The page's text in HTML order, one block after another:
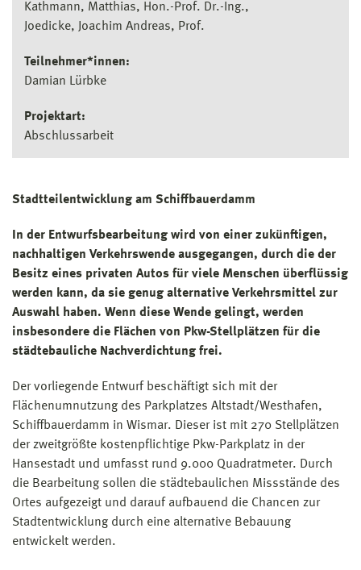
Kathmann, Matthias, Hon.-Prof. Dr.-Ing.
Joedicke, Joachim Andreas, Prof.
Teilnehmer*innen:
Damian Lürbke
Projektart:
Abschlussarbeit
Stadtteilentwicklung am Schiffbauerdamm
In der Entwurfsbearbeitung wird von einer zukünftigen,
nachhaltigen Verkehrswende ausgegangen, durch die der
Besitz eines privaten Autos für viele Menschen überflüssig
werden kann, da sie genug alternative Verkehrsmittel zur
Auswahl haben. Wenn diese Wende gelingt, werden
insbesondere die Flächen von Pkw-Stellplätzen für die
städtebauliche Nachverdichtung frei.
Der vorliegende Entwurf beschäftigt sich mit der
Flächenumnutzung des Parkplatzes Altstadt/Westhafen,
Schiffbauerdamm in Wismar. Dieser ist mit 270 Stellplätzen
der zweitgrößte kostenpflichtige Pkw-Parkplatz in der
Hansestadt und umfasst rund 9.000 Quadratmeter. Durch
die Bearbeitung sollen die städtebaulichen Missstände des
Ortes aufgezeigt und darauf aufbauend die Chancen zur
Stadtentwicklung durch eine alternative Bebauung
entwickelt werden.